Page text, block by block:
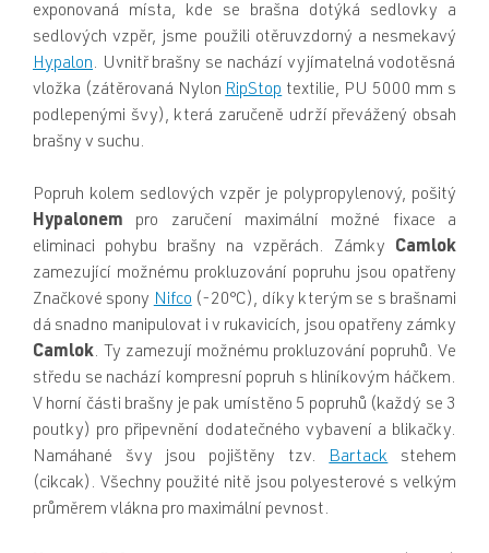
exponovaná místa, kde se brašna dotýká sedlovky a
sedlových vzpěr, jsme použili otěruvzdorný a nesmekavý
Hypalon. Uvnitř brašny se nachází vyjímatelná vodotěsná
vložka (zátěrovaná Nylon RipStop textilie, PU 5000 mm s
podlepenými švy), která zaručeně udrží převážený obsah
brašny v suchu.
Popruh kolem sedlových vzpěr je polypropylenový, pošitý
Hypalonem pro zaručení maximální možné fixace a
eliminaci pohybu brašny na vzpěrách. Zámky Camlok
zamezující možnému prokluzování popruhu jsou opatřeny
Značkové spony Nifco (-20°C), díky kterým se s brašnami
dá snadno manipulovat i v rukavicích, jsou opatřeny zámky
Camlok. Ty zamezují možnému prokluzování popruhů. Ve
středu se nachází kompresní popruh s hliníkovým háčkem.
V horní části brašny je pak umístěno 5 popruhů (každý se 3
poutky) pro připevnění dodatečného vybavení a blikačky.
Namáhané švy jsou pojištěny tzv.
Bartack stehem
(cikcak). Všechny použité nitě jsou polyesterové s velkým
průměrem vlákna pro maximální pevnost.